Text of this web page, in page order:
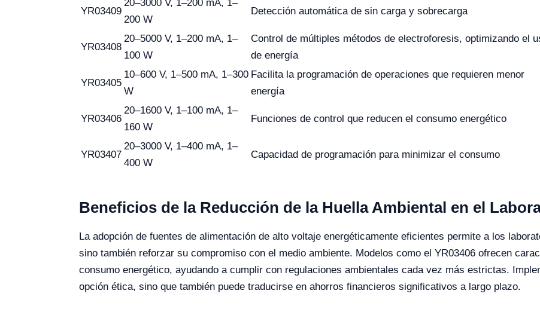
YR03409
20–3000 V, 1–200 mA, 1–
200 W
Detección automática de sin carga y sobrecarga
YR03408
20–5000 V, 1–200 mA, 1–
100 W
Control de múltiples métodos de electroforesis, optimizando el
de energía
YR03405
10–600 V, 1–500 mA, 1–300
W
Facilita la programación de operaciones que requieren menor
energía
YR03406
20–1600 V, 1–100 mA, 1–
160 W
Funciones de control que reducen el consumo energético
YR03407
20–3000 V, 1–400 mA, 1–
400 W
Capacidad de programación para minimizar el consumo
Beneficios de la Reducción de la Huella Ambiental en el
La adopción de fuentes de alimentación de alto voltaje energéticamente eficientes permite a los
sino también reforzar su compromiso con el medio ambiente. Modelos como el YR03406 ofrecen
consumo energético, ayudando a cumplir con regulaciones ambientales cada vez más estrictas.
opción ética, sino que también puede traducirse en ahorros financieros significativos a largo plazo.